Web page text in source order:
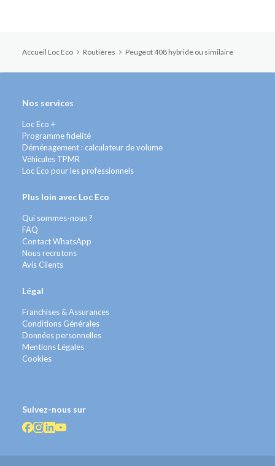
Accueil Loc Eco Routières Peugeot 408 hybride ou similaire
Nos services
Loc Eco +
Programme fidelité
Déménagement : calculateur de volume
Véhicules TPMR
Loc Eco pour les professionnels
Plus loin avec Loc Eco
Qui sommes-nous ?
FAQ
Contact WhatsApp
Nous recrutons
Avis Clients
Légal
Franchises & Assurances
Conditions Générales
Données personnelles
Mentions Légales
Cookies
Suivez-nous sur